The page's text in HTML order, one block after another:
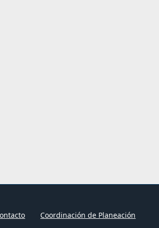
Coordinación de Planeación